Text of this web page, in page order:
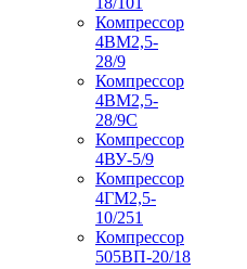
Компрессор
4ВМ2,5-
28/9
Компрессор
4ВМ2,5-
28/9С
Компрессор
4ВУ-5/9
Компрессор
4ГМ2,5-
10/251
Компрессор
505ВП-20/18